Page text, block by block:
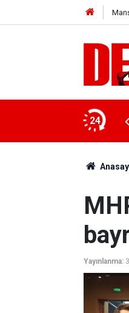
24
Yayınlanma: